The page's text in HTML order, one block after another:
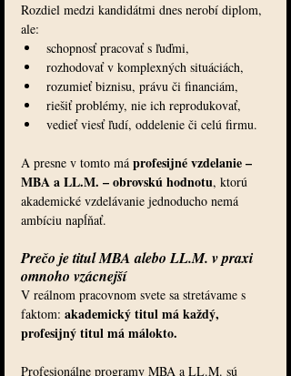
Rozdiel medzi kandidátmi dnes nerobí diplom,
ale:
schopnosť pracovať s ľuďmi,
rozhodovať v komplexných situáciách,
rozumieť biznisu, právu či financiám,
riešiť problémy, nie ich reprodukovať,
vedieť viesť ľudí, oddelenie či celú firmu.
A presne v tomto má profesijné vzdelanie –
MBA a LL.M. – obrovskú hodnotu, ktorú
akademické vzdelávanie jednoducho nemá
ambíciu napĺňať.
Prečo je titul MBA alebo LL.M. v praxi
omnoho vzácnejší
V reálnom pracovnom svete sa stretávame s
faktom: akademický titul má každý,
profesijný titul má málokto.
Profesionálne programy MBA a LL.M. sú